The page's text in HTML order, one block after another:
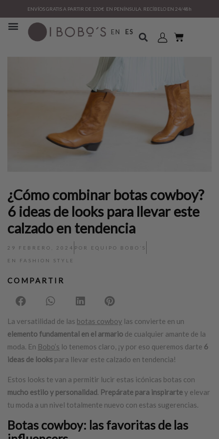
ENVÍOS GRATIS A PARTIR DE 120€ EN PENÍNSULA. RECÍBELO EN 24/48h
EN ES
¿Cómo combinar botas cowboy?
6 ideas de looks para llevar este
calzado en tendencia
29 FEBRERO, 2024 POR EQUIPO BOBO’S
EN FASHION STYLE
COMPARTIR
La versatilidad de las botas cowboy las convierte en un
elemento fundamental en el armario de cualquier amante de la
moda. En Bobo’s lo tenemos claro, ¡y por eso queremos darte 6
ideas de looks para llevar este calzado en tendencia!
Estos looks te van a permitir lucir estas icónicas botas con
mucho estilo y personalidad Prepárate para inspirartey elevar
tu moda a un nivel totalmente nuevo con estas sugerencias.
Botas cowboy: las favoritas de las